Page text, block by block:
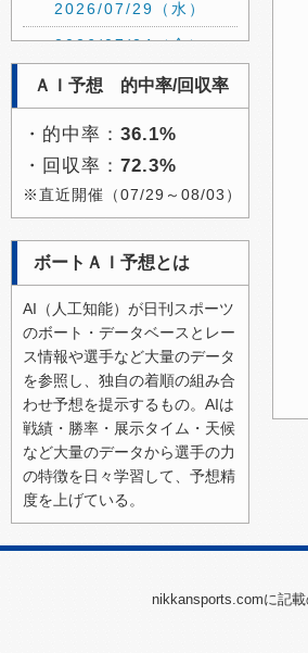
2026/07/29（水）
2026/07/24（金）
2026/07/23（木）
2026/07/21（火）
2026/07/20（月）
2026/07/19（日）
2026/07/15（水）
2026/07/13（月）
2026/07/12（日）
2026/07/11（土）
2026/07/10（金）
2026/07/06（月）
2026/07/05（日）
2026/07/04（土）
ＡＩ予想 的中率/回収率
・的中率： 36.1%
・回収率： 72.3%
※直近開催（07/29～08/03）
ボートＡＩ予想とは
AI（人工知能）が日刊スポーツ
のボート・データベースとレー
ス情報や選手など大量のデータ
を参照し、独自の着順の組み合
わせ予想を提示するもの。AIは
戦績・勝率・展示タイム・天候
など大量のデータから選手の力
の特徴を日々学習して、予想精
度を上げている。
nikkansports.comに記